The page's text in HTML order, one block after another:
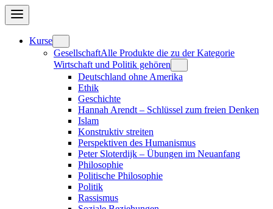
Kurse
GesellschaftAlle Produkte die zu der Kategorie
Wirtschaft und Politik gehören
Deutschland ohne Amerika
Ethik
Geschichte
Hannah Arendt – Schlüssel zum freien Denken
Islam
Konstruktiv streiten
Perspektiven des Humanismus
Peter Sloterdijk – Übungen im Neuanfang
Philosophie
Politische Philosophie
Politik
Rassismus